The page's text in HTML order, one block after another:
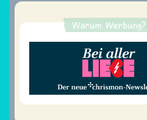
Warum Werbung?